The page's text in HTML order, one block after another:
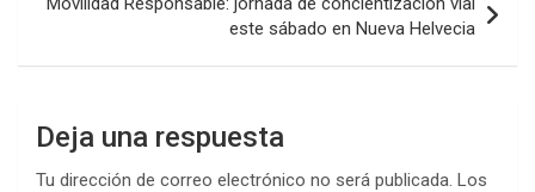
este sábado en Nueva Helvecia
Deja una respuesta
Tu dirección de correo electrónico no será publicada. Los